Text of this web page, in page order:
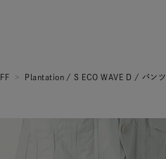
> Plantation / S ECO WAVE D / パンツ